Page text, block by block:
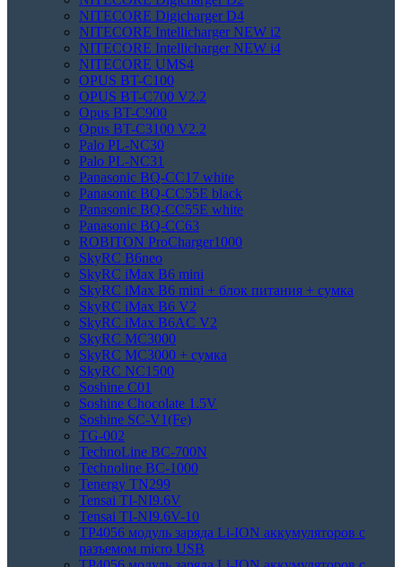
NITECORE Digicharger D4
NITECORE Intellicharger NEW i2
NITECORE Intellicharger NEW i4
NITECORE UMS4
OPUS BT-C100
OPUS BT-C700 V2.2
Opus BT-C900
Opus BT-C3100 V2.2
Palo PL-NC30
Palo PL-NC31
Panasonic BQ-CC17 white
Panasonic BQ-CC55E black
Panasonic BQ-CC55E white
Panasonic BQ-CC63
ROBITON ProCharger1000
SkyRC B6neo
SkyRC iMax B6 mini
SkyRC iMax B6 mini + блок питания + сумка
SkyRC iMax B6 V2
SkyRC iMax B6AC V2
SkyRC MC3000
SkyRC MC3000 + сумка
SkyRC NC1500
Soshine C01
Soshine Chocolate 1.5V
Soshine SC-V1(Fe)
TG-002
TechnoLine BC-700N
Technoline BC-1000
Tenergy TN299
Tensai TI-NI9.6V
Tensai TI-NI9.6V-10
TP4056 модуль заряда Li-ION аккумуляторов с
разъемом micro USB